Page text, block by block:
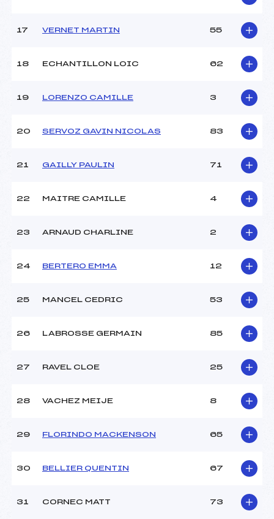
Température arrivée :
76.2400
17 VERNET MARTIN 55
18 ECHANTILLON LOIC 62
19 LORENZO CAMILLE 3
20 SERVOZ GAVIN NICOLAS 83
21 GAILLY PAULIN 71
22 MAITRE CAMILLE 4
23 ARNAUD CHARLINE 2
24 BERTERO EMMA 12
25 MANCEL CEDRIC 53
26 LABROSSE GERMAIN 85
27 RAVEL CLOE 25
28 VACHEZ MEIJE 8
29 FLORINDO MACKENSON 65
30 BELLIER QUENTIN 67
31 CORNEC MATT 73